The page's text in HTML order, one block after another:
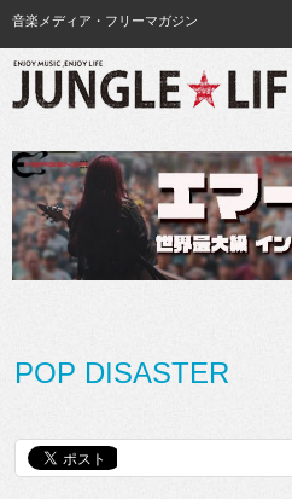
音楽メディア・フリーマガジン
POP DISASTER